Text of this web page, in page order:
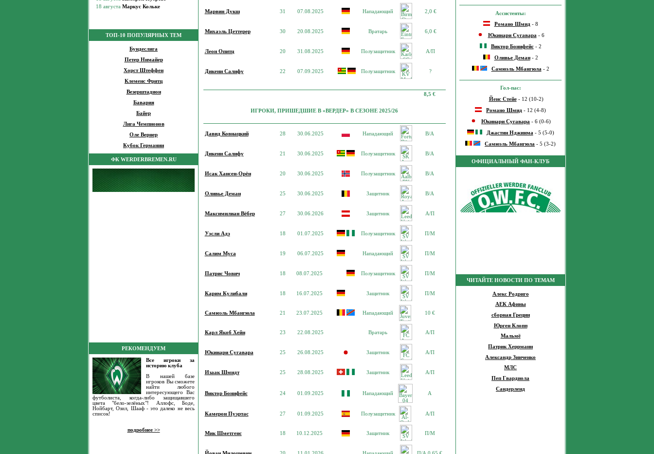
ТОП-10 ПОПУЛЯРНЫХ ТЕМ
Бундеслига
Петер Нимайер
Хорст Штеффен
Клеменс Фритц
Везерштадион
Бавария
Байер
Лига Чемпионов
Оле Вернер
Кубок Германии
ФК WERDERBREMEN.RU
РЕКОМЕНДУЕМ
Все игроки за
историю клуба
В нашей базе
игроков Вы сможете
найти любого
интересующего Вас
футболиста, когда-либо защищавшего
цвета "бело-зелёных"! Аллофс, Боде,
Нойбарт, Озил, Шааф - это далеко не весь
список!
подробнее >>
Марвин Дукш 31 07.08.2025 Нападающий 2,0 €
Михаэль Цеттерер 30 20.08.2025 Вратарь 6,0 €
Леон Опитц 20 31.08.2025 Полузащитник А/П
Дикени Салифу 22 07.09.2025 Полузащитник ?
8,5 €
ИГРОКИ, ПРИШЕДШИЕ В «ВЕРДЕР» В СЕЗОНЕ 2025/26
Давид Ковнацкий 28 30.06.2025 Нападающий В/А
Дикени Салифу 21 30.06.2025 Полузащитник В/А
Исак Хансен-Орён 20 30.06.2025 Полузащитник В/А
Оливье Деман 25 30.06.2025 Защитник В/А
Максимилиан Вёбер 27 30.06.2026 Защитник А/П
Уэсли Адэ 18 01.07.2025 Полузащитник П/М
Салим Муса 19 06.07.2025 Нападающий П/М
Патрис Чович 18 08.07.2025 Полузащитник П/М
Карим Кулибали 18 16.07.2025 Защитник П/М
Самюэль Мбангюла 21 23.07.2025 Нападающий 10 €
Карл Якоб Хейн 23 22.08.2025 Вратарь А/П
Юкинари Сугавара 25 26.08.2025 Защитник А/П
Изаак Шмидт 25 28.08.2025 Защитник А/П
Виктор Бонифейс 24 01.09.2025 Нападающий А
Камерон Пуэртас 27 01.09.2025 Полузащитник А/П
Мик Шметгенс 18 10.12.2025 Защитник П/М
Ассистенты:
Романо Шмид- 8
Юкинари Сугавара- 6
Виктор Бонифейс- 2
Оливье Деман- 2
Самюэль Мбангюла- 2
Гол-пас:
Йенс Стейе- 12 (10-2)
Романо Шмид - 12 (4-8)
Юкинари Сугавара - 6 (0-6)
Джастин Нджинма - 5 (5-0)
Самюэль Мбангюла - 5 (3-2)
ОФИЦИАЛЬНЫЙ ФАН-КЛУБ
ЧИТАЙТЕ НОВОСТИ ПО ТЕМАМ
Алекс Родриго
АЕК Афины
сборная Греции
Юрген Клопп
Мальмё
Патрик Херрманн
Александр Зинченко
МЛС
Пеп Гвардиола
Сандерленд